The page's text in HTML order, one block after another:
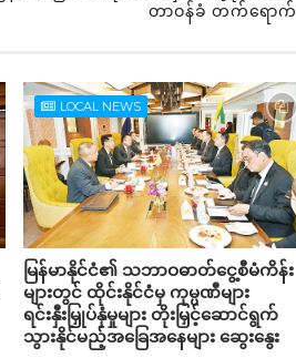
တာဝန်ခံ တက်ရောက်
LOCAL NEWS
မြန်မာနိုင်ငံ၏ သဘာဝဓာတ်ငွေ့စီမံကိန်း
များတွင် ထိုင်းနိုင်ငံမှ ကုမ္ပဏီများ
ရင်းနှီးမြှုပ်နှံမှုများ တိုးမြှင့်ဆောင်ရွက်
သွားနိုင်မည့်အခြေအနေများ ဆွေးနွေး